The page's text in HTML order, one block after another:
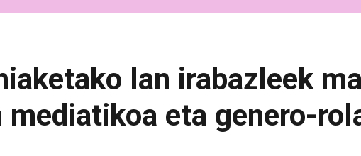
lan irabazleek
mediatikoa eta genero-